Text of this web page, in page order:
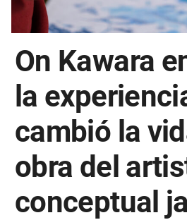
On Kawara
la
cambió la
obra del
conceptual